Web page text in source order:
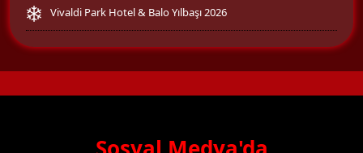
Vivaldi Park Hotel & Balo Yılbaşı 2026